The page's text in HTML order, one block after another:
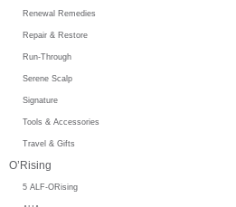
Renewal Remedies
Repair & Restore
Run-Through
Serene Scalp
Signature
Tools & Accessories
Travel & Gifts
O’Rising
5 ALF-ORising